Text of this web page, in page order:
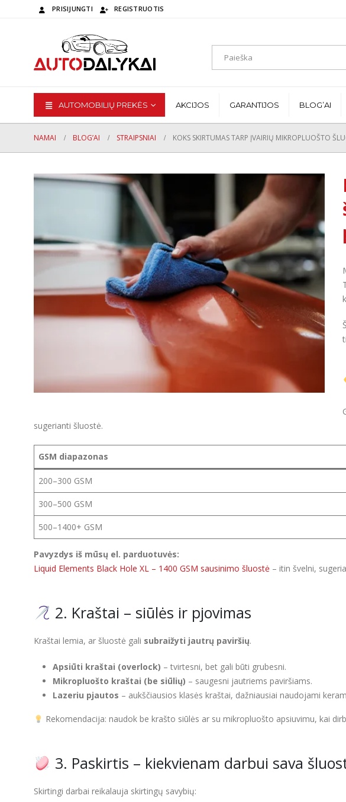
PRISIJUNGTI REGISTRUOTIS
AUTOMOBILIŲ PREKĖS AKCIJOS GARANTIJOS BLOG’AI
NAMAI BLOG’AI STRAIPSNIAI KOKS SKIRTUMAS TARP ĮVAIRIŲ MIKROPLUOŠTO
sugerianti šluostė.
GSM diapazonas
200–300 GSM
300–500 GSM
500–1400+ GSM
Pavyzdys iš mūsų el. parduotuvės:
Liquid Elements Black Hole XL – 1400 GSM sausinimo šluostė – itin švelni,
2. Kraštai – siūlės ir pjovimas
Kraštai lemia, ar šluostė gali subraižyti jautrų paviršių.
Apsiūti kraštai (overlock) – tvirtesni, bet gali būti grubesni.
Mikropluošto kraštai (be siūlių) – saugesni jautriems paviršiams.
Lazeriu pjautos – aukščiausios klasės kraštai, dažniausiai naudojami
Rekomendacija: naudok be krašto siūlės ar su mikropluošto apsiuvimu, kai
3. Paskirtis – kiekvienam darbui sava
Skirtingi darbai reikalauja skirtingų savybių: